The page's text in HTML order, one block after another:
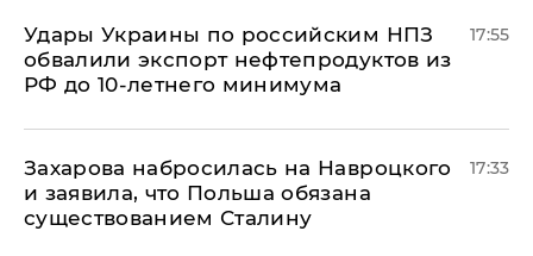
Удары Украины по российским НПЗ
обвалили экспорт нефтепродуктов из
РФ до 10-летнего минимума
17:55
​Захарова набросилась на Навроцкого
и заявила, что Польша обязана
существованием Сталину
17:33